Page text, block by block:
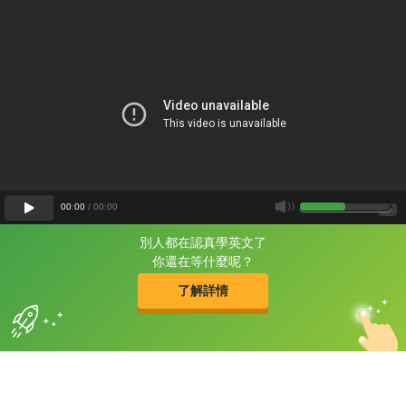
別人都在認真學英文了
你還在等什麼呢？
了解詳情
片尾有
攻其不背
的品牌故事
00:00 / 00:00